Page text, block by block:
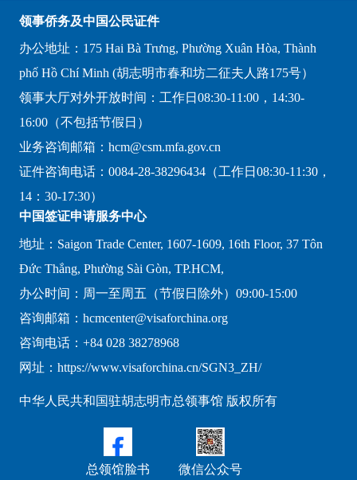
领事侨务及中国公民证件
办公地址：175 Hai Bà Trưng, Phường Xuân Hòa, Thành
phố Hồ Chí Minh (胡志明市春和坊二征夫人路175号）
领事大厅对外开放时间：工作日08:30-11:00，14:30-
16:00（不包括节假日）
业务咨询邮箱：hcm@csm.mfa.gov.cn
证件咨询电话：0084-28-38296434（工作日08:30-11:30，
14：30-17:30）
中国签证申请服务中心
地址：Saigon Trade Center, 1607-1609, 16th Floor, 37 Tôn
Đức Thắng, Phường Sài Gòn, TP.HCM,
办公时间：周一至周五（节假日除外）09:00-15:00
咨询邮箱：hcmcenter@visaforchina.org
咨询电话：+84 028 38278968
网址：https://www.visaforchina.cn/SGN3_ZH/
中华人民共和国驻胡志明市总领事馆 版权所有
总领馆脸书 微信公众号